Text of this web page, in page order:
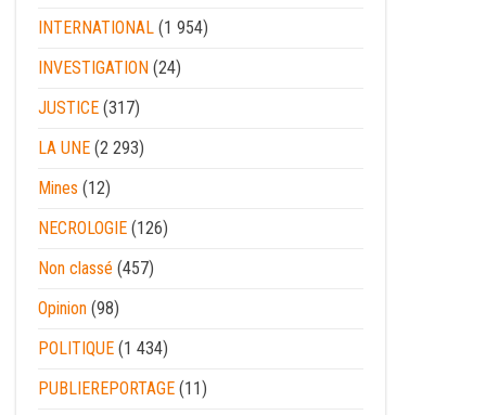
INTERNATIONAL (1 954)
INVESTIGATION (24)
JUSTICE (317)
LA UNE (2 293)
Mines (12)
NECROLOGIE (126)
Non classé (457)
Opinion (98)
POLITIQUE (1 434)
PUBLIEREPORTAGE (11)